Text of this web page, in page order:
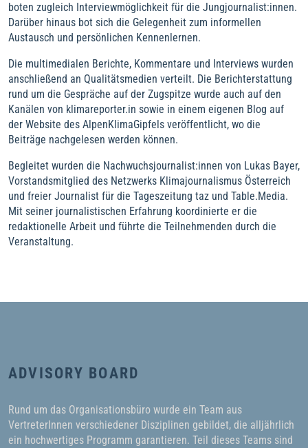
boten zugleich Interviewmöglichkeit für die Jungjournalist:innen.
Darüber hinaus bot sich die Gelegenheit zum informellen
Austausch und persönlichen Kennenlernen.
Die multimedialen Berichte, Kommentare und Interviews wurden
anschließend an Qualitätsmedien verteilt. Die Berichterstattung
rund um die Gespräche auf der Zugspitze wurde auch auf den
Kanälen von klimareporter.in sowie in einem eigenen Blog auf
der Website des AlpenKlimaGipfels veröffentlicht, wo die
Beiträge nachgelesen werden können.
Begleitet wurden die Nachwuchsjournalist:innen von Lukas Bayer,
Vorstandsmitglied des Netzwerks Klimajournalismus Österreich
und freier Journalist für die Tageszeitung taz und Table.Media.
Mit seiner journalistischen Erfahrung koordinierte er die
redaktionelle Arbeit und führte die Teilnehmenden durch die
Veranstaltung.
ADVISORY BOARD
Rund um das Organisationsbüro wurde ein Team aus
VertreterInnen verschiedener Disziplinen gebildet, die alljährlich
ein hochwertiges Programm garantieren. Teil dieses Teams sind